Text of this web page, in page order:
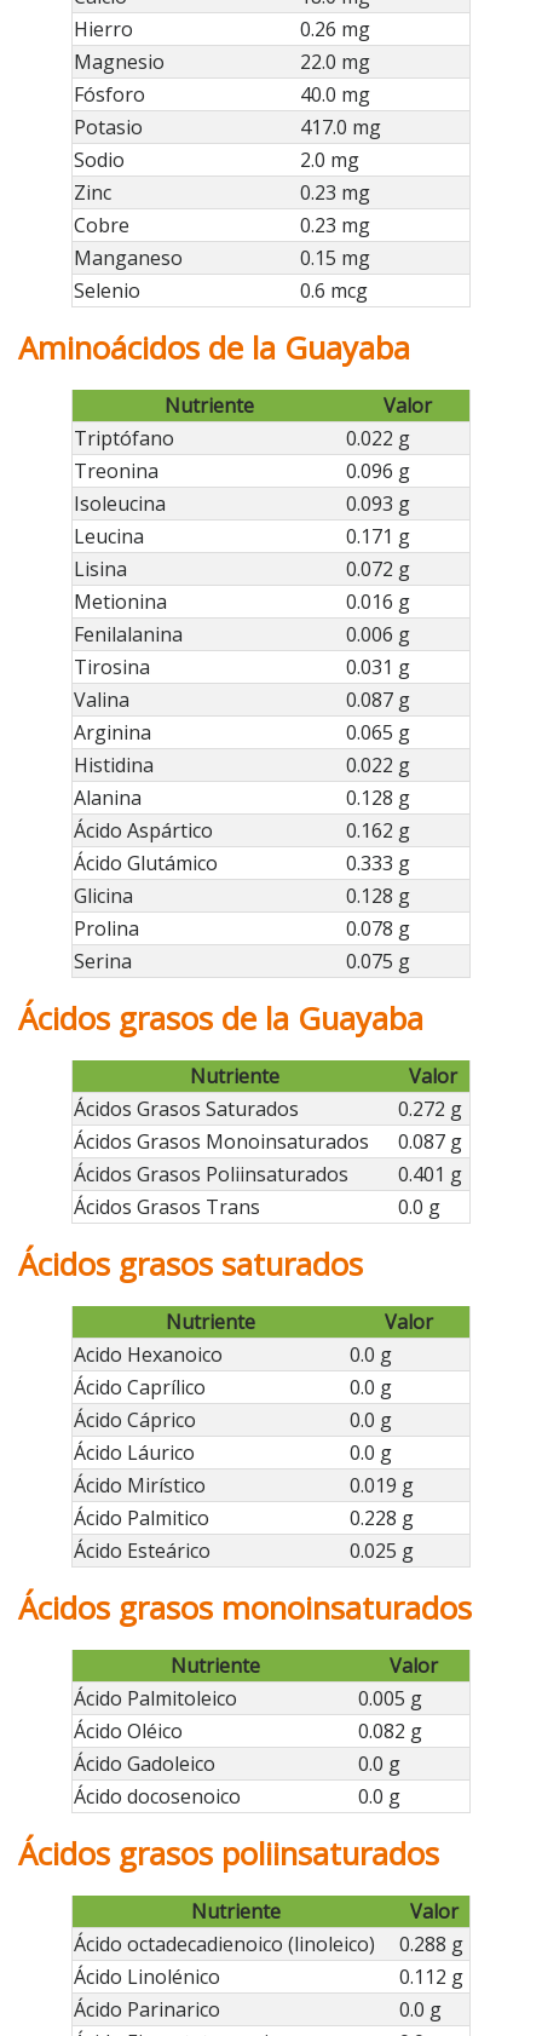
Hierro
0.26 mg
Magnesio
22.0 mg
Fósforo
40.0 mg
Potasio
417.0 mg
Sodio
2.0 mg
Zinc
0.23 mg
Cobre
0.23 mg
Manganeso
0.15 mg
Selenio
0.6 mcg
Aminoácidos de la Guayaba
Nutriente
Valor
Triptófano
0.022 g
Treonina
0.096 g
Isoleucina
0.093 g
Leucina
0.171 g
Lisina
0.072 g
Metionina
0.016 g
Fenilalanina
0.006 g
Tirosina
0.031 g
Valina
0.087 g
Arginina
0.065 g
Histidina
0.022 g
Alanina
0.128 g
Ácido Aspártico
0.162 g
Ácido Glutámico
0.333 g
Glicina
0.128 g
Prolina
0.078 g
Serina
0.075 g
Ácidos grasos de la Guayaba
Nutriente
Valor
Ácidos Grasos Saturados
0.272 g
Ácidos Grasos Monoinsaturados
0.087 g
Ácidos Grasos Poliinsaturados
0.401 g
Ácidos Grasos Trans
0.0 g
Ácidos grasos saturados
Nutriente
Valor
Acido Hexanoico
0.0 g
Ácido Caprílico
0.0 g
Ácido Cáprico
0.0 g
Ácido Láurico
0.0 g
Ácido Mirístico
0.019 g
Ácido Palmitico
0.228 g
Ácido Esteárico
0.025 g
Ácidos grasos monoinsaturados
Nutriente
Valor
Ácido Palmitoleico
0.005 g
Ácido Oléico
0.082 g
Ácido Gadoleico
0.0 g
Ácido docosenoico
0.0 g
Ácidos grasos poliinsaturados
Nutriente
Valor
Ácido octadecadienoico (linoleico)
0.288 g
Ácido Linolénico
0.112 g
Ácido Parinarico
0.0 g